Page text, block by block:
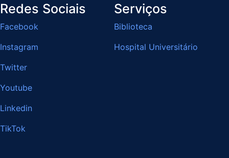
Redes Sociais
Facebook
Instagram
Twitter
Youtube
Linkedin
TikTok
Serviços
Biblioteca
Hospital Universitário